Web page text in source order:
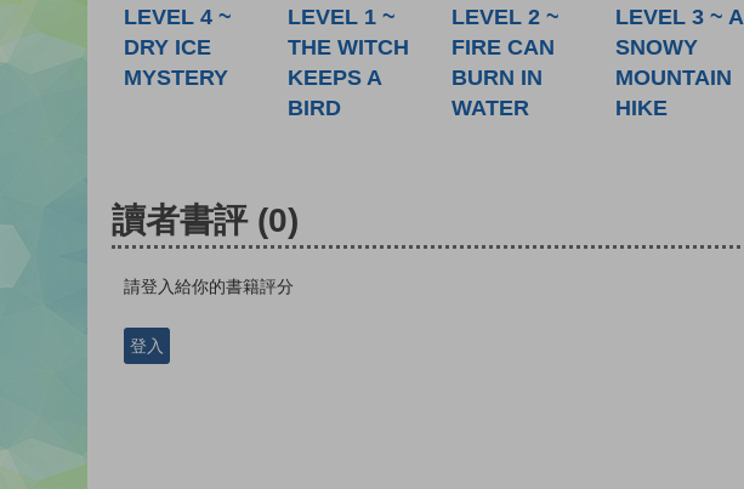
LEVEL 4 ~
DRY ICE
MYSTERY
LEVEL 1 ~
THE WITCH
KEEPS A
BIRD
LEVEL 2 ~
FIRE CAN
BURN IN
WATER
LEVEL 3 ~ A
SNOWY
MOUNTAIN
HIKE
讀者書評 (0)
請登入給你的書籍評分
登入